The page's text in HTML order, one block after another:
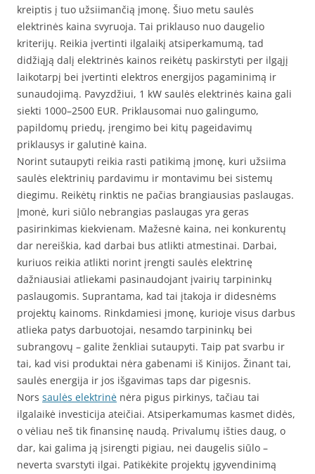
kreiptis į tuo užsiimančią įmonę. Šiuo metu saulės
elektrinės kaina svyruoja. Tai priklauso nuo daugelio
kriterijų. Reikia įvertinti ilgalaikį atsiperkamumą, tad
didžiąją dalį elektrinės kainos reikėtų paskirstyti per ilgąjį
laikotarpį bei įvertinti elektros energijos pagaminimą ir
sunaudojimą. Pavyzdžiui, 1 kW saulės elektrinės kaina gali
siekti 1000–2500 EUR. Priklausomai nuo galingumo,
papildomų priedų, įrengimo bei kitų pageidavimų
priklausys ir galutinė kaina.
Norint sutaupyti reikia rasti patikimą įmonę, kuri užsiima
saulės elektrinių pardavimu ir montavimu bei sistemų
diegimu. Reikėtų rinktis ne pačias brangiausias paslaugas.
Įmonė, kuri siūlo nebrangias paslaugas yra geras
pasirinkimas kiekvienam. Mažesnė kaina, nei konkurentų
dar nereiškia, kad darbai bus atlikti atmestinai. Darbai,
kuriuos reikia atlikti norint įrengti saulės elektrinę
dažniausiai atliekami pasinaudojant įvairių tarpininkų
paslaugomis. Suprantama, kad tai įtakoja ir didesnėms
projektų kainoms. Rinkdamiesi įmonę, kurioje visus darbus
atlieka patys darbuotojai, nesamdo tarpininkų bei
subrangovų – galite ženkliai sutaupyti. Taip pat svarbu ir
tai, kad visi produktai nėra gabenami iš Kinijos. Žinant tai,
saulės energija ir jos išgavimas taps dar pigesnis.
Nors saulės elektrinė nėra pigus pirkinys, tačiau tai
ilgalaikė investicija ateičiai. Atsiperkamumas kasmet didės,
o vėliau neš tik finansinę naudą. Privalumų išties daug, o
dar, kai galima ją įsirengti pigiau, nei daugelis siūlo –
neverta svarstyti ilgai. Patikėkite projektų įgyvendinimą